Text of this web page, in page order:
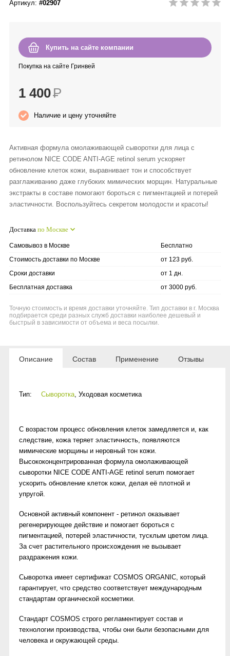
Intilia
Happy Dew
Enjoy Care
Green Minds
Артикул: #02907
Купить на сайте компании
Покупка на сайте Гринвей
1 400Р
Наличие и цену уточняйте
Активная формула омолаживающей сыворотки для лица с
ретинолом NICE CODE ANTI-AGE retinol serum ускоряет
обновление клеток кожи, выравнивает тон и способствует
разглаживанию даже глубоких мимических морщин. Натуральные
экстракты в составе помогают бороться с пигментацией и потерей
эластичности. Воспользуйтесь секретом молодости и красоты!
Доставка по Москве
Самовывоз в Москве
Бесплатно
Стоимость доставки по Москве
от 123 руб.
Сроки доставки
от 1 дн.
Бесплатная доставка
от 3000 руб.
Точную стоимость и время доставки уточняйте. Тип доставки в г. Москва
подбирается среди разных служб доставки наиболее дешевый и
быстрый в зависимости от объема и веса посылки.
Описание Состав Применение Отзывы
Тип: Сыворотка, Уходовая косметика
С возрастом процесс обновления клеток замедляется и, как
следствие, кожа теряет эластичность, появляются
мимические морщины и неровный тон кожи.
Высококонцентрированная формула омолаживающей
сыворотки NICE CODE ANTI-AGE retinol serum помогает
ускорить обновление клеток кожи, делая её плотной и
упругой.
Основной активный компонент - ретинол оказывает
регенерирующее действие и помогает бороться с
пигментацией, потерей эластичности, тусклым цветом лица.
За счет растительного происхождения не вызывает
раздражения кожи.
Сыворотка имеет сертификат COSMOS ORGANIC, который
гарантирует, что средство соответствует международным
стандартам органической косметики.
Стандарт COSMOS строго регламентирует состав и
технологии производства, чтобы они были безопасными для
человека и окружающей среды.